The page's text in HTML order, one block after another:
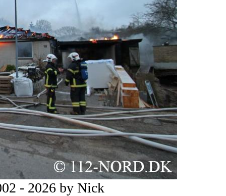
- 2026 by Nick